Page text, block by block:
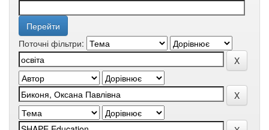
Поточні фільтри: